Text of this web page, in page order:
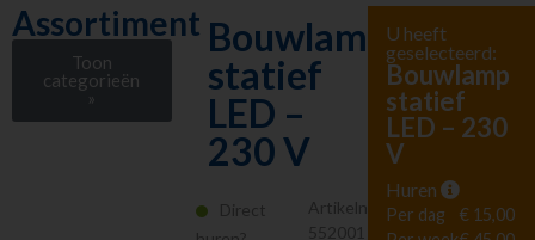
Assortiment
Toon
categorieën
»
Bouwlamp
statief
LED –
230 V
U heeft
geselecteerd:
Bouwlamp
statief
LED – 230
V
Huren
Per dag
€ 15,00